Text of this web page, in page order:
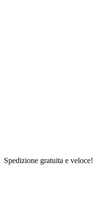
Spedizione gratuita e veloce!